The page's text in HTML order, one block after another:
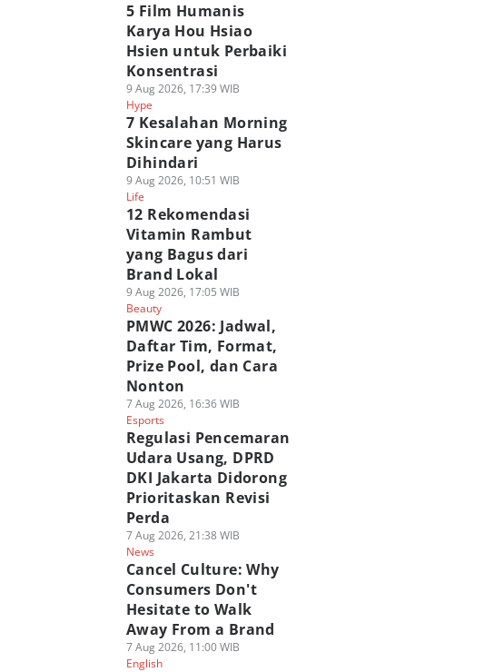
5 Film Humanis
Karya Hou Hsiao
Hsien untuk Perbaiki
Konsentrasi
9 Aug 2026, 17:39 WIB
Hype
7 Kesalahan Morning
Skincare yang Harus
Dihindari
9 Aug 2026, 10:51 WIB
Life
12 Rekomendasi
Vitamin Rambut
yang Bagus dari
Brand Lokal
9 Aug 2026, 17:05 WIB
Beauty
PMWC 2026: Jadwal,
Daftar Tim, Format,
Prize Pool, dan Cara
Nonton
7 Aug 2026, 16:36 WIB
Esports
Regulasi Pencemaran
Udara Usang, DPRD
DKI Jakarta Didorong
Prioritaskan Revisi
Perda
7 Aug 2026, 21:38 WIB
News
Cancel Culture: Why
Consumers Don't
Hesitate to Walk
Away From a Brand
7 Aug 2026, 11:00 WIB
English